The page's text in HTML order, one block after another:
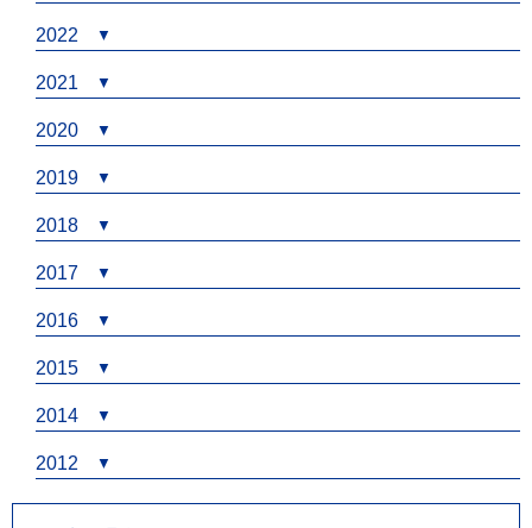
2022
2021
2020
2019
2018
2017
2016
2015
2014
2012